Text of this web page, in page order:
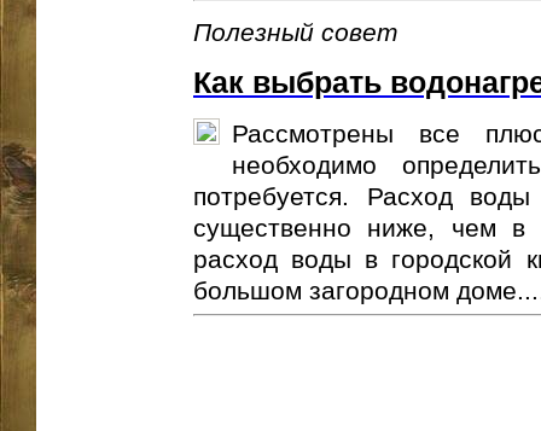
Полезный совет
Как выбрать
Рассмотрены все
необходимо
потребуется. Расход
существенно ниже, чем в
расход воды в городской
большом загородном